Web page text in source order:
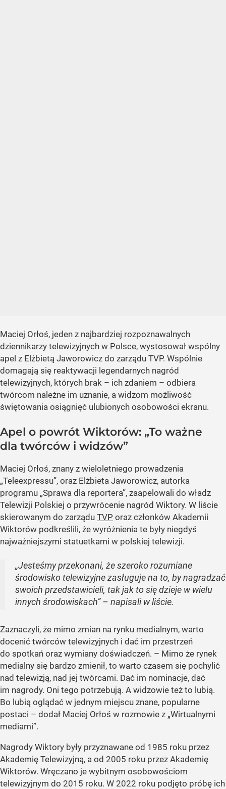
Maciej Orłoś, jeden z najbardziej rozpoznawalnych
dziennikarzy telewizyjnych w Polsce, wystosował wspólny
apel z Elżbietą Jaworowicz do zarządu TVP. Wspólnie
domagają się reaktywacji legendarnych nagród
telewizyjnych, których brak – ich zdaniem – odbiera
twórcom należne im uznanie, a widzom możliwość
świętowania osiągnięć ulubionych osobowości ekranu.
Apel o powrót Wiktorów: „To ważne
dla twórców i widzów”
Maciej Orłoś, znany z wieloletniego prowadzenia
„Teleexpressu”, oraz Elżbieta Jaworowicz, autorka
programu „Sprawa dla reportera”, zaapelowali do władz
Telewizji Polskiej o przywrócenie nagród Wiktory. W liście
skierowanym do zarządu TVP oraz członków Akademii
Wiktorów podkreślili, że wyróżnienia te były niegdyś
najważniejszymi statuetkami w polskiej telewizji.
„Jesteśmy przekonani, że szeroko rozumiane
środowisko telewizyjne zasługuje na to, by nagradzać
swoich przedstawicieli, tak jak to się dzieje w wielu
innych środowiskach” – napisali w liście.
Zaznaczyli, że mimo zmian na rynku medialnym, warto
docenić twórców telewizyjnych i dać im przestrzeń
do spotkań oraz wymiany doświadczeń. – Mimo że rynek
medialny się bardzo zmienił, to warto czasem się pochylić
nad telewizją, nad jej twórcami. Dać im nominacje, dać
im nagrody. Oni tego potrzebują. A widzowie też to lubią.
Bo lubią oglądać w jednym miejscu znane, popularne
postaci – dodał Maciej Orłoś w rozmowie z „Wirtualnymi
mediami”.
Nagrody Wiktory były przyznawane od 1985 roku przez
Akademię Telewizyjną, a od 2005 roku przez Akademię
Wiktorów. Wręczano je wybitnym osobowościom
telewizyjnym do 2015 roku. W 2022 roku podjęto próbę ich